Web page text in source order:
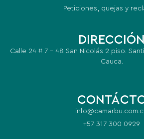
Peticiones, quejas y
DIRECCIÓN
Calle 24 # 7 – 48 San Nicolás 2 piso.
Cauca.
+57 317 300 0929